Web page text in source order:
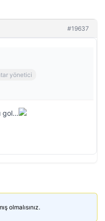
#19637
yönetici
gol…
olmalısınız.